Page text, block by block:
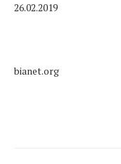
26.02.2019
bianet.org